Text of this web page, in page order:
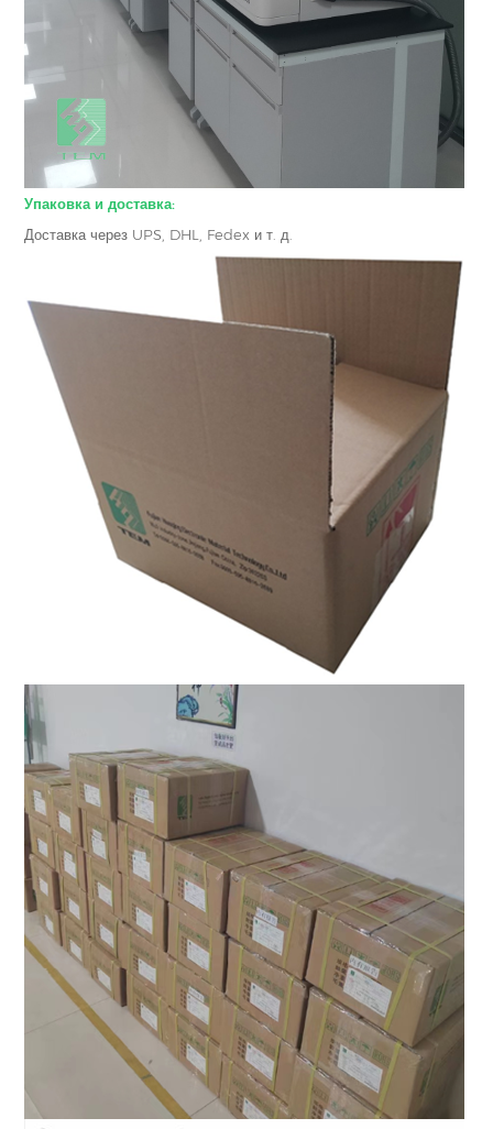
Упаковка и доставка:
Доставка через UPS, DHL, Fedex и т. д.